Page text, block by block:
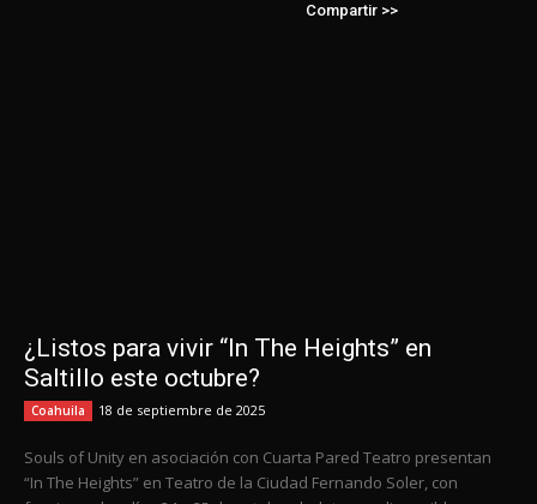
Compartir >>
¿Listos para vivir “In The Heights” en
Saltillo este octubre?
Coahuila 18 de septiembre de 2025
Souls of Unity en asociación con Cuarta Pared Teatro presentan
“In The Heights” en Teatro de la Ciudad Fernando Soler, con